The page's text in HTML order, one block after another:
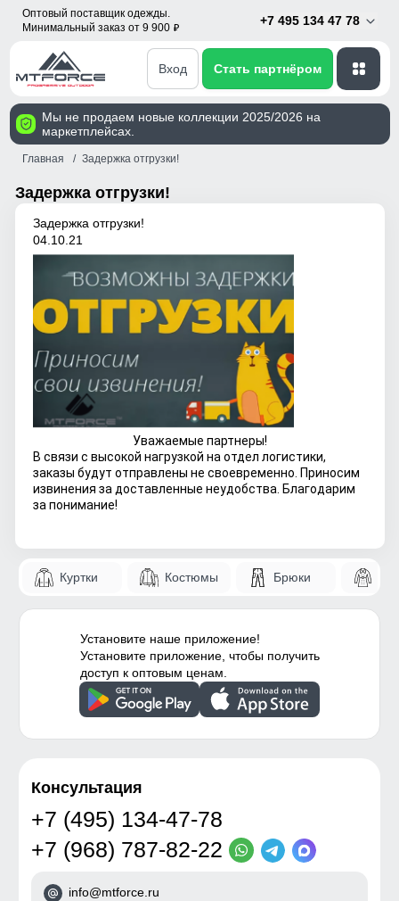
Оптовый поставщик одежды.
Минимальный заказ от 9 900 p
+7 495 134 47 78
Вход Стать партнёром
Мы не продаем новые коллекции 2025/2026 на
маркетплейсах.
Главная Задержка отгрузки!
Задержка отгрузки!
Задержка отгрузки!
04.10.21
Уважаемые партнеры!
В связи с высокой нагрузкой на отдел логистики,
заказы будут отправлены не своевременно. Приносим
извинения за доставленные неудобства. Благодарим
за понимание!
Куртки Костюмы Брюки
Установите наше приложение!
Установите приложение, чтобы получить
доступ к оптовым ценам.
Консультация
+7 (495) 134-47-78
+7 (968) 787-82-22
info@mtforce.ru